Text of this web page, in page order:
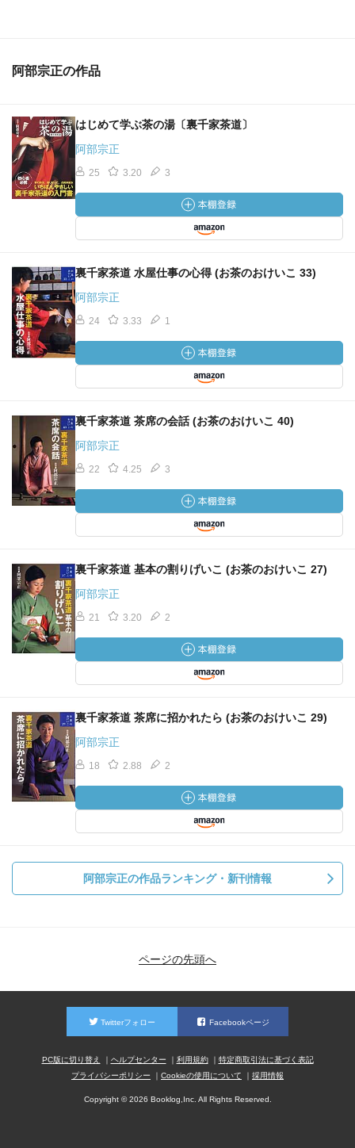
阿部宗正の作品
はじめて学ぶ茶の湯〔裏千家茶道〕
阿部宗正
25 3.20 3
裏千家茶道 水屋仕事の心得 (お茶のおけいこ 33)
阿部宗正
24 3.33 1
裏千家茶道 茶席の会話 (お茶のおけいこ 40)
阿部宗正
22 4.25 3
裏千家茶道 基本の割りげいこ (お茶のおけいこ 27)
阿部宗正
21 3.20 2
裏千家茶道 茶席に招かれたら (お茶のおけいこ 29)
阿部宗正
18 2.88 2
阿部宗正の作品ランキング・新刊情報
ページの先頭へ
Twitterフォロー Facebookページ
PC版に切り替え ヘルプセンター 利用規約
特定商取引法に基づく表記
プライバシーポリシー
Cookieの使用について 採用情報
Copyright © 2026 Booklog,Inc. All Rights Reserved.